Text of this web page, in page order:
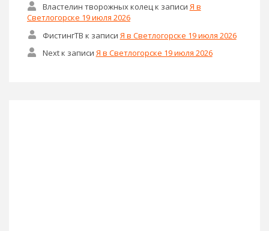
Властелин творожных колецк записи Я в
Светлогорске 19 июля 2026
ФистингТВ к записи Я в Светлогорске 19 июля 2026
Nextк записи Я в Светлогорске 19 июля 2026